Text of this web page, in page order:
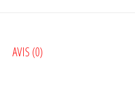
AVIS (0)